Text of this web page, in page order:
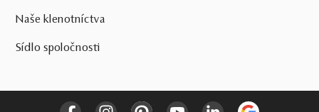
Naše klenotníctva
Sídlo spoločnosti